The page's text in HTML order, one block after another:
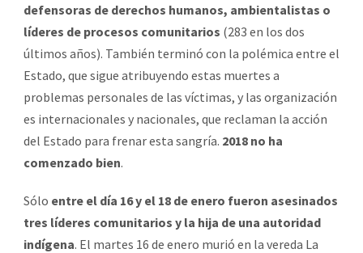
defensoras de derechos humanos, ambientalistas o
líderes de procesos comunitarios (283 en los dos
últimos años). También terminó con la polémica entre el
Estado, que sigue atribuyendo estas muertes a
problemas personales de las víctimas, y las organización
es internacionales y nacionales, que reclaman la acción
del Estado para frenar esta sangría. 2018 no ha
comenzado bien.
Sólo entre el día 16 y el 18 de enero fueron asesinados
tres líderes comunitarios y la hija de una autoridad
indígena. El martes 16 de enero murió en la vereda La